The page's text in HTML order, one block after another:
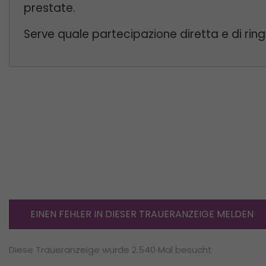
prestate.
Serve quale partecipazione diretta e di
EINEN FEHLER IN DIESER TRAUERANZEIGE MELDEN
Diese Traueranzeige wurde 2.540 Mal besucht